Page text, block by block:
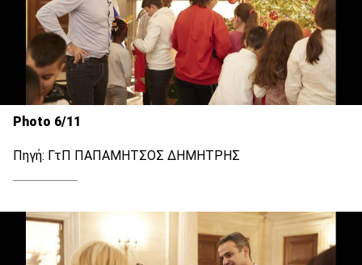
Photo 6/11
Πηγή: ΓτΠ ΠΑΠΑΜΗΤΣΟΣ ΔΗΜΗΤΡΗΣ